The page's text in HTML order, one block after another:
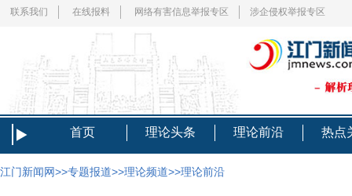
联系我们 在线报料 网络有害信息举报专区 涉企侵权举报专区
首页 理论头条 理论前沿 热点
江门新闻网>>专题报道>>理论频道>>理论前沿